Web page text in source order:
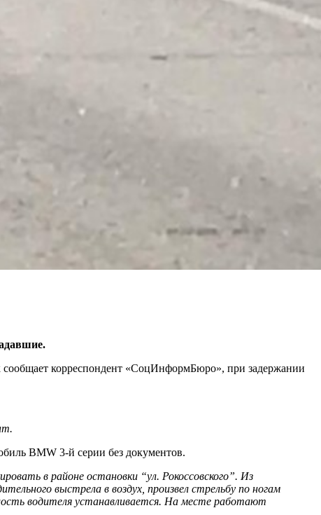
корреспондент «СоцИнформБюро», при задержании
BMW 3-й серии без документов.
в районе остановки “ул. Рокоссовского”. Из
выстрела в воздух, произвел стрельбу по ногам
водителя устанавливается. На месте работают